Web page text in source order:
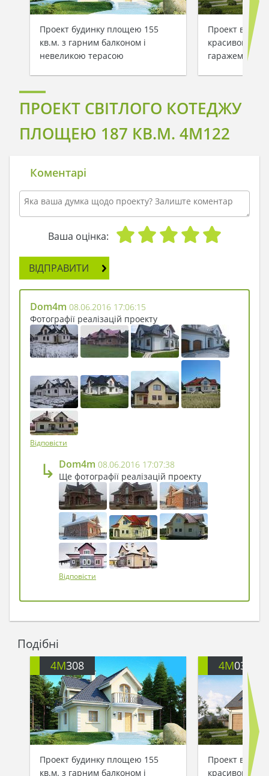
Проект будинку площею 155
кв.м. з гарним балконом і
невеликою терасою
Проект
красивою
гаражем
ПРОЕКТ СВІТЛОГО КОТЕДЖУ
ПЛОЩЕЮ 187 КВ.М. 4M122
Коментарі
Ваша оцінка:
ВІДПРАВИТИ
Dom4m 08.06.2016 17:06:15
Фотографії реалізацій проекту
Відповісти
↳ Dom4m 08.06.2016 17:07:38
Ще фотографії реалізацій проекту
Відповісти
Подібні
4M308
Проект будинку площею 155
кв.м. з гарним балконом і
4M035A
Проект
красивою